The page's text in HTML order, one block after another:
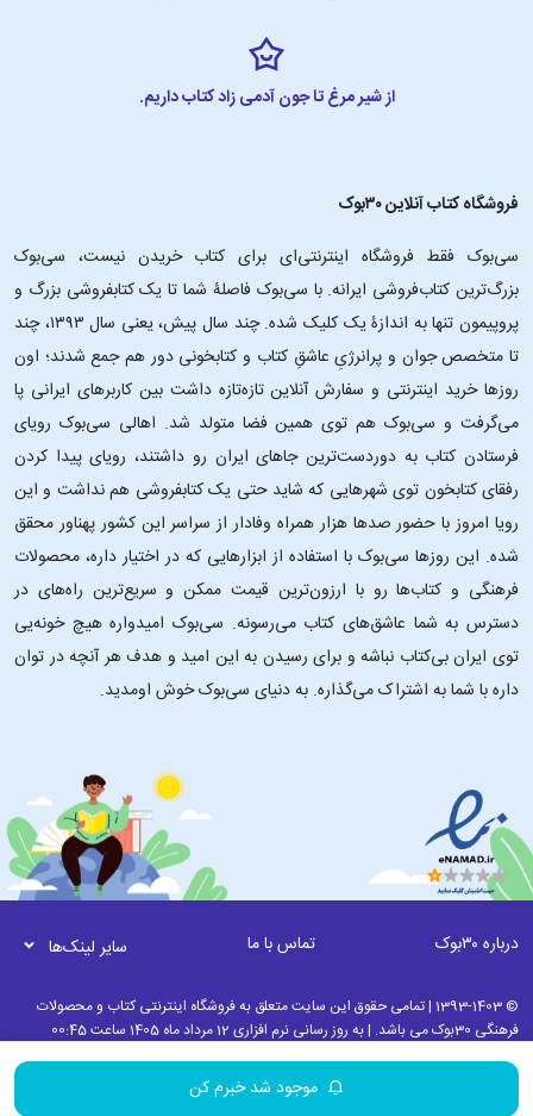
موجود شد خبرم کن
از شیر مرغ تا جون آدمی زاد کتاب داریم.
فروشگاه کتاب آنلاین ۳۰بوک
سی‌بوک فقط فروشگاه اینترنتی‌ای برای کتاب خریدن نیست، سی‌بوک
بزرگ‌ترین کتاب‌فروشی ایرانه. با سی‌بوک فاصلۀ شما تا یک کتابفروشی بزرگ و
پروپیمون تنها به اندازۀ یک کلیک شده. چند سال پیش، یعنی سال ۱۳۹۳، چند
تا متخصص جوان و پرانرژیِ عاشقِ کتاب و کتابخونی دور هم جمع شدند؛ اون‌
روزها خرید اینترنتی و سفارش آنلاین تازه‌تازه داشت بین کاربرهای ایرانی پا
می‌گرفت و سی‌بوک هم توی همین فضا متولد شد. اهالی سی‌بوک رویای
فرستادن کتاب به دوردست‌ترین جاهای ایران رو داشتند، رویای پیدا کردن
رفقای کتابخون توی شهرهایی که شاید حتی یک کتابفروشی هم نداشت و این
رویا امروز با حضور صدها هزار همراه وفادار از سراسر این کشور پهناور محقق
شده. این ‌روزها سی‌بوک با استفاده از ابزارهایی که در اختیار داره، محصولات
فرهنگی و کتاب‌ها رو با ارزون‌ترین قیمت ممکن و سریع‌ترین راه‌های در
دسترس به شما عاشق‌های کتاب می‌رسونه. سی‌بوک امیدواره هیچ خونه‌یی
توی ایران بی‌کتاب نباشه و برای رسیدن به این امید و هدف هر آنچه در توان
داره با شما به اشتراک می‌گذاره. به دنیای سی‌بوک خوش اومدید.
درباره ۳۰بوک تماس با ما سایر لینک‌ها
© 1393-1403 | تمامی حقوق این سایت متعلق به فروشگاه اینترنتی کتاب و محصولات
فرهنگی 30بوک می باشد. | به روز رسانی نرم افزاری 12 مرداد ماه 1405 ساعت 00:45